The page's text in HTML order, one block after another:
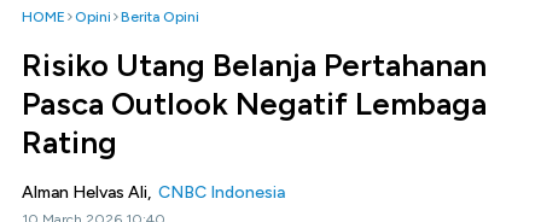
HOME Opini Berita Opini
Risiko Utang Belanja Pertahanan
Pasca Outlook Negatif Lembaga
Rating
Alman Helvas Ali, CNBC Indonesia